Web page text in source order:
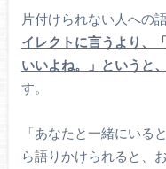
片付けられない人への
イレクトに言うより、
いいよね。」というと
す。
「あなたと一緒にいる
ら語りかけられると、